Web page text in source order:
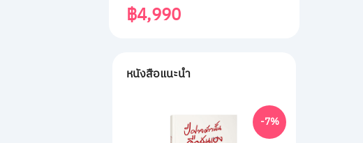
฿4,990
หนังสือแนะนำ
-7%